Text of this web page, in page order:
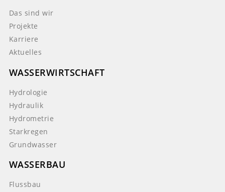
Das sind wir
Projekte
Karriere
Aktuelles
WASSERWIRTSCHAFT
Hydrologie
Hydraulik
Hydrometrie
Starkregen
Grundwasser
WASSERBAU
Flussbau